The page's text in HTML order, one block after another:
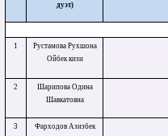
дуэт)
1
Рустамова Рухшона
Ойбек кизи
2
Шарипова Одина
Шавкатовна
3
Фарходов Азизбек